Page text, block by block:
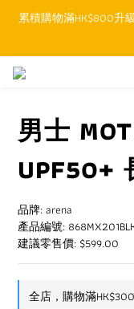
順豐香港
累積購物滿HK$800升
順豐香港
男士
UPF50+
品牌: arena
產品編號:
建議零售價: $599.00
全店，購物滿